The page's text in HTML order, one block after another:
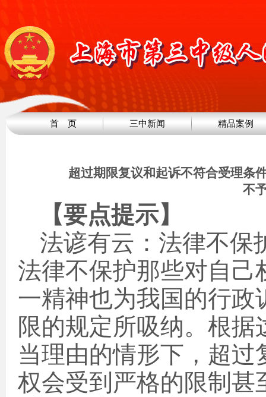
首 页 三中新闻 精品案例
超过期限复议和起诉不符合受理
不
【要点提示】
法谚有云：法律不保
法律不保护那些对自
一精神也为我国的行
限的规定所吸纳。根
当理由的情形下，超
权会受到严格的限制甚